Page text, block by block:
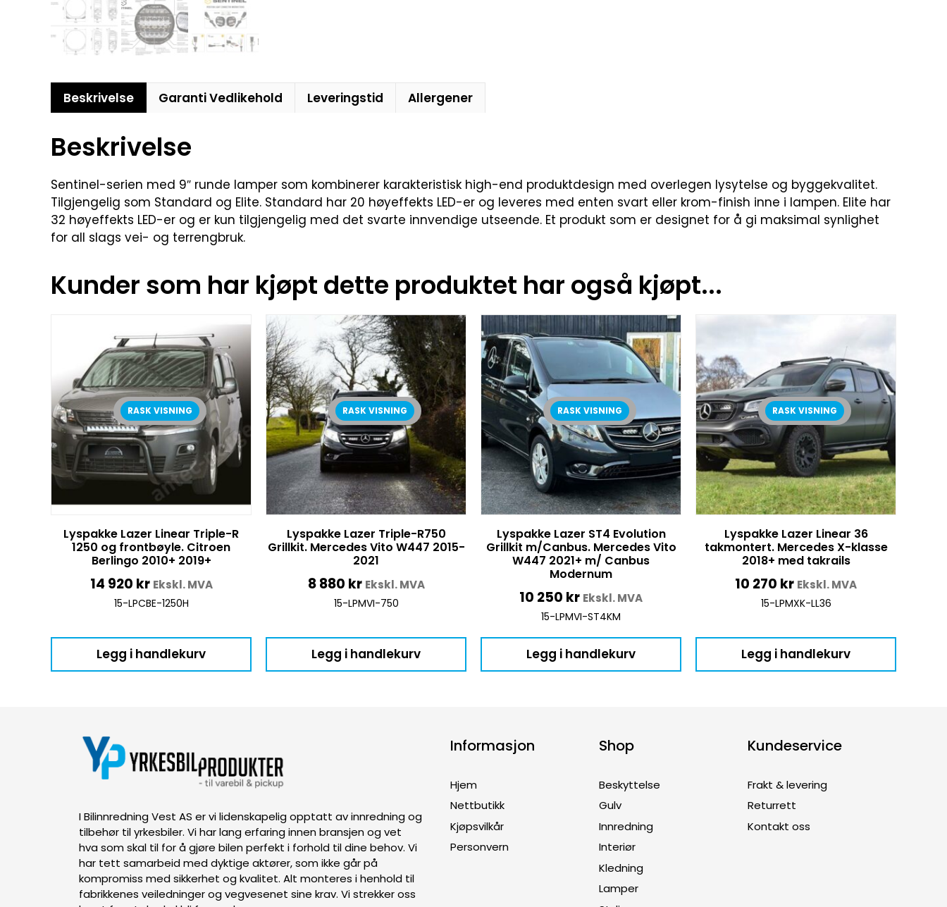
Beskrivelse Garanti Vedlikehold Leveringstid Allergener
Beskrivelse
Sentinel-serien med 9″ runde lamper som kombinerer karakteristisk high-end produktdesign med overlegen lysytelse og byggekvalitet.
Tilgjengelig som Standard og Elite. Standard har 20 høyeffekts LED-er og leveres med enten svart eller krom-finish inne i lampen. Elite har
32 høyeffekts LED-er og er kun tilgjengelig med det svarte innvendige utseende. Et produkt som er designet for å gi maksimal synlighet
for all slags vei- og terrengbruk.
Kunder som har kjøpt dette produktet har også kjøpt...
RASK VISNING
Lyspakke Lazer Linear Triple-R
1250 og frontbøyle. Citroen
Berlingo 2010+ 2019+
14 920 kr Ekskl. MVA
15-LPCBE-1250H
Legg i handlekurv
RASK VISNING
Lyspakke Lazer Triple-R750
Grillkit. Mercedes Vito W447 2015-
2021
8 880 kr Ekskl. MVA
15-LPMVI-750
Legg i handlekurv
RASK VISNING
Lyspakke Lazer ST4 Evolution
Grillkit m/Canbus. Mercedes Vito
W447 2021+ m/ Canbus
Modernum
10 250 kr Ekskl. MVA
15-LPMVI-ST4KM
Legg i handlekurv
RASK VISNING
Lyspakke Lazer Linear 36
takmontert. Mercedes X-klasse
2018+ med takrails
10 270 kr Ekskl. MVA
15-LPMXK-LL36
Legg i handlekurv
I Bilinnredning Vest AS er vi lidenskapelig opptatt av innredning og
tilbehør til yrkesbiler. Vi har lang erfaring innen bransjen og vet
hva som skal til for å gjøre bilen perfekt i forhold til dine behov. Vi
har tett samarbeid med dyktige aktører, som ikke går på
kompromiss med sikkerhet og kvalitet. Alt monteres i henhold til
fabrikkenes veiledninger og vegvesenet sine krav. Vi strekker oss
Informasjon
Hjem
Nettbutikk
Kjøpsvilkår
Personvern
Shop
Beskyttelse
Gulv
Innredning
Interiør
Kledning
Lamper
Kundeservice
Frakt & levering
Returrett
Kontakt oss